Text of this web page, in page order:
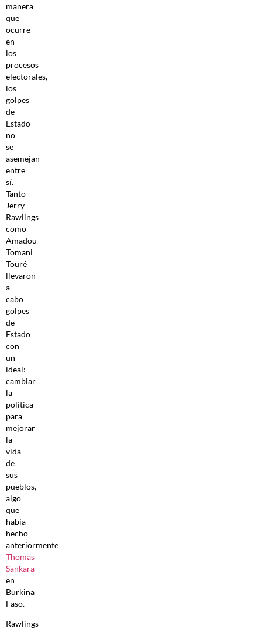
manera
que
ocurre
en
los
procesos
electorales,
los
golpes
de
Estado
no
se
asemejan
entre
sí.
Tanto
Jerry
Rawlings
como
Amadou
Tomani
Touré
llevaron
a
cabo
golpes
de
Estado
con
un
ideal:
cambiar
la
política
para
mejorar
la
vida
de
sus
pueblos,
algo
que
había
hecho
anteriormente
Thomas
Sankara
en
Burkina
Faso.
Rawlings